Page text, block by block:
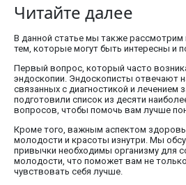
Читайте далее
В данной статье мы также рассмотрим
тем, которые могут быть интересны и
Первый вопрос, который часто
эндоскопии. Эндоскописты отвечают
связанных с диагностикой и лечением
подготовили список из десяти
вопросов, чтобы помочь вам лучше
Кроме того, важным аспектом
молодости и красоты изнутри. Мы
привычки необходимы организму для
молодости, что поможет вам не
чувствовать себя лучше.